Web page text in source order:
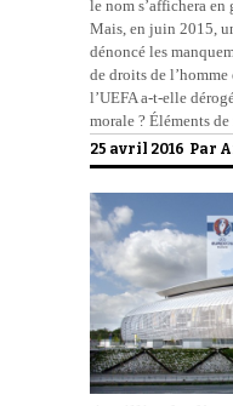
le nom s’affichera en
Mais, en juin 2015,
dénoncé les
de droits de
l’UEFA a-t-elle
morale ? Éléments de
25 avril 2016 Par